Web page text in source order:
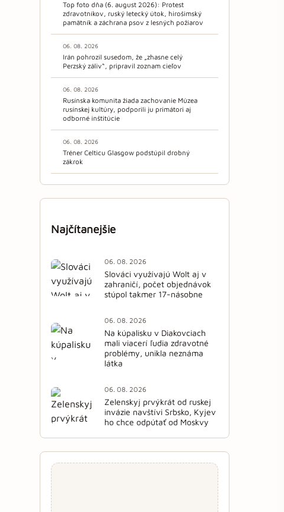
Top foto dňa (6. august 2026): Protest
zdravotníkov, ruský letecký útok, hirošimský
pamätník a záchrana psov z lesných požiarov
06. 08. 2026
Irán pohrozil susedom, že „zhasne celý
Perzský záliv“, pripravil zoznam cieľov
06. 08. 2026
Rusínska komunita žiada zachovanie Múzea
rusínskej kultúry, podporili ju primátori aj
odborné inštitúcie
06. 08. 2026
Tréner Celticu Glasgow podstúpil drobný
zákrok
Najčítanejšie
06. 08. 2026
Slováci využívajú Wolt aj v
zahraničí, počet objednávok
stúpol takmer 17-násobne
06. 08. 2026
Na kúpalisku v Diakovciach
mali viacerí ľudia zdravotné
problémy, unikla neznáma
látka
06. 08. 2026
Zelenskyj prvýkrát od ruskej
invázie navštívi Srbsko, Kyjev
ho chce odpútať od Moskvy